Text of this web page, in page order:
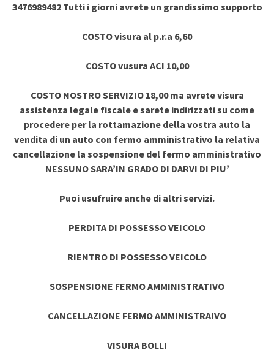
3476989482 Tutti i giorni avrete un grandissimo supporto
COSTO visura al p.r.a 6,60
COSTO vusura ACI 10,00
COSTO NOSTRO SERVIZIO 18,00 ma avrete visura
assistenza legale fiscale e sarete indirizzati su come
procedere per la rottamazione della vostra auto la
vendita di un auto con fermo amministrativo la relativa
cancellazione la sospensione del fermo amministrativo
NESSUNO SARA’IN GRADO DI DARVI DI PIU’
Puoi usufruire anche di altri servizi.
PERDITA DI POSSESSO VEICOLO
RIENTRO DI POSSESSO VEICOLO
SOSPENSIONE FERMO AMMINISTRATIVO
CANCELLAZIONE FERMO AMMINISTRAIVO
VISURA BOLLI